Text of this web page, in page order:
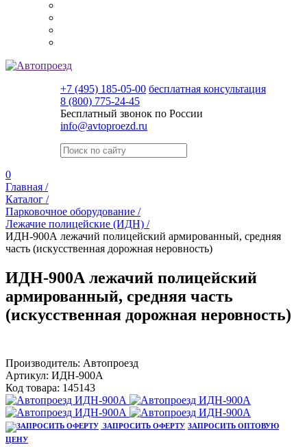
+7 (495) 185-05-00 бесплатная консультация
8 (800) 775-24-45
Бесплатный звонок по России
info@avtoproezd.ru
0
Главная /
Каталог /
Парковочное оборудование /
Лежачие полицейские (ИДН) /
ИДН-900А лежачий полицейский армированный, средняя
часть (искусственная дорожная неровность)
ИДН-900А лежачий полицейский
армированный, средняя часть
(искусственная дорожная неровность)
Производитель: Автопроезд
Артикул: ИДН-900А
Код товара: 145143
ЗАПРОСИТЬ ОФЕРТУ ЗАПРОСИТЬ ОПТОВУЮ
ЦЕНУ